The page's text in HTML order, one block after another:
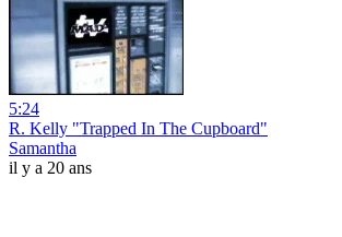
5:24
R. Kelly "Trapped In The Cupboard"
Samantha
il y a 20 ans